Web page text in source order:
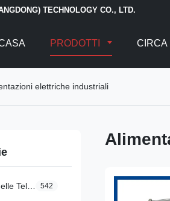
TECHNOLOGY CO., LTD.
PRODOTTI CIRCA
elettriche industriali
542